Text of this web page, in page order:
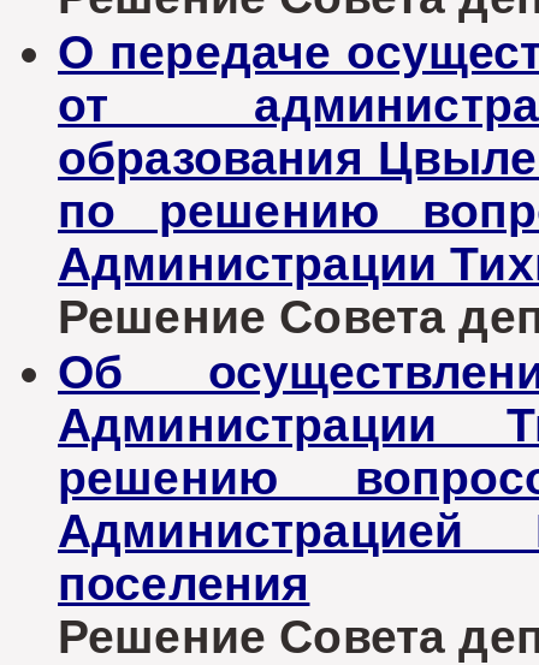
О передаче
от
образования
по решению
Администрации
Решение Совета
Об
Администрации
решению
Администрацией
поселения
Решение Совета